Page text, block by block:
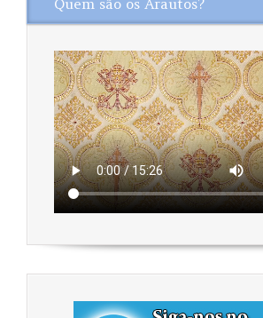
Quem são os Arautos?